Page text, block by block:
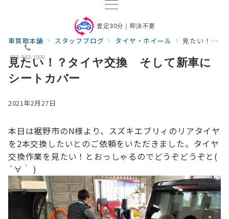
査定30分｜即決不要
055-963-1500
車買取本舗 スタッフブログ タイヤ・ホイール 見たい！？タイヤ交換 そして新車にシートカバー
見たい！？タイヤ交換 そして新車に
シートカバー
2021年2月27日
本日は裾野市のN様より、スズキエブリィの リアタイヤ
を2本交換したいとのご依頼をいただきました。 タイヤ
交換作業を見たい！とおっしゃるのでどうぞどうぞと(
´∀｀ )